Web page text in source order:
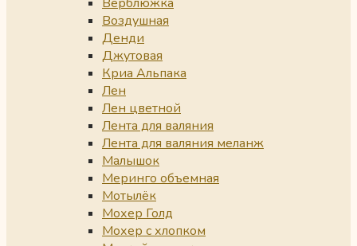
Воздушная
Денди
Джутовая
Криа Альпака
Лен
Лен цветной
Лента для валяния
Лента для валяния меланж
Малышок
Меринго объемная
Мотылёк
Мохер Голд
Мохер с хлопком